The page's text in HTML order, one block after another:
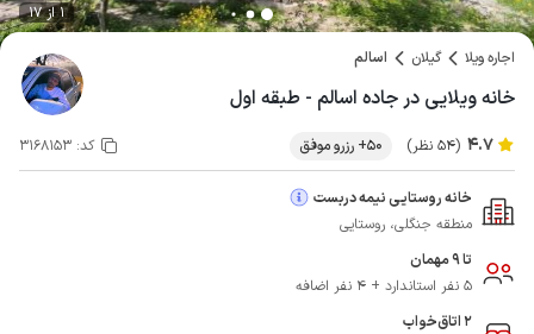
1 از 17
اجاره ویلا گیلان اسالم
خانه ویلایی در جاده اسالم - طبقه اول
4.7 (54 نظر) 50+ رزرو موفق کد: 3168153
خانه روستایی نیمه دربست
منطقه جنگلی، روستایی
تا 9 مهمان
5 نفر استاندارد + 4 نفر اضافه
2 اتاق‌خواب